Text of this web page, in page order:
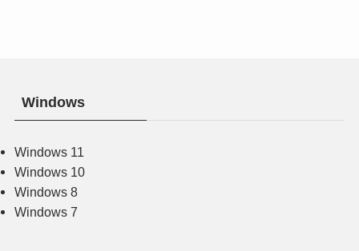
Windows
Windows 11
Windows 10
Windows 8
Windows 7